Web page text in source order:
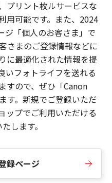
プリント枚ルサービスな
用可能です。また、2024
ジ「個人のお客さま」で
さまのご登録情報などに
に最適化された情報を提
いフォトライフを送れる
すので、ぜひ「Canon
す。新規でご登録いただ
ップでご利用いただける
します。
録ページ